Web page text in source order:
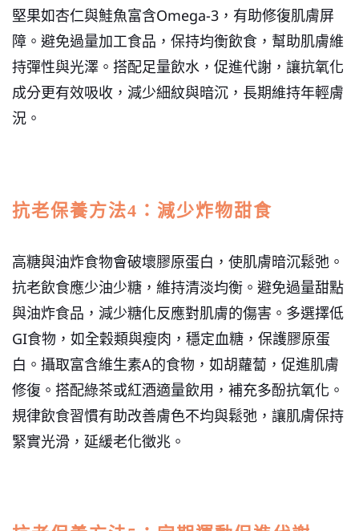
堅果如杏仁與鮭魚富含Omega-3，有助修復肌膚屏
障。避免過量加工食品，保持均衡飲食，幫助肌膚維
持彈性與光澤。搭配足量飲水，促進代謝，讓抗氧化
成分更有效吸收，減少細紋與暗沉，長期維持年輕膚
況。
抗老保養方法4：減少炸物甜食
高糖與油炸食物會破壞膠原蛋白，使肌膚暗沉鬆弛。
抗老飲食應少油少糖，維持清淡均衡。 避免過量甜點
與油炸食品，減少糖化反應對肌膚的傷害。多選擇低
GI食物，如全穀類與瘦肉，穩定血糖，保護膠原蛋
白。攝取富含維生素A的食物，如胡蘿蔔，促進肌膚
修復。搭配綠茶或紅酒適量飲用，補充多酚抗氧化。
規律飲食習慣有助改善膚色不均與鬆弛，讓肌膚保持
緊實光滑，延緩老化徵兆。